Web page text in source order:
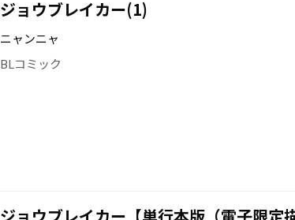
ジョウブレイカー(1)
ニャンニャ
BLコミック